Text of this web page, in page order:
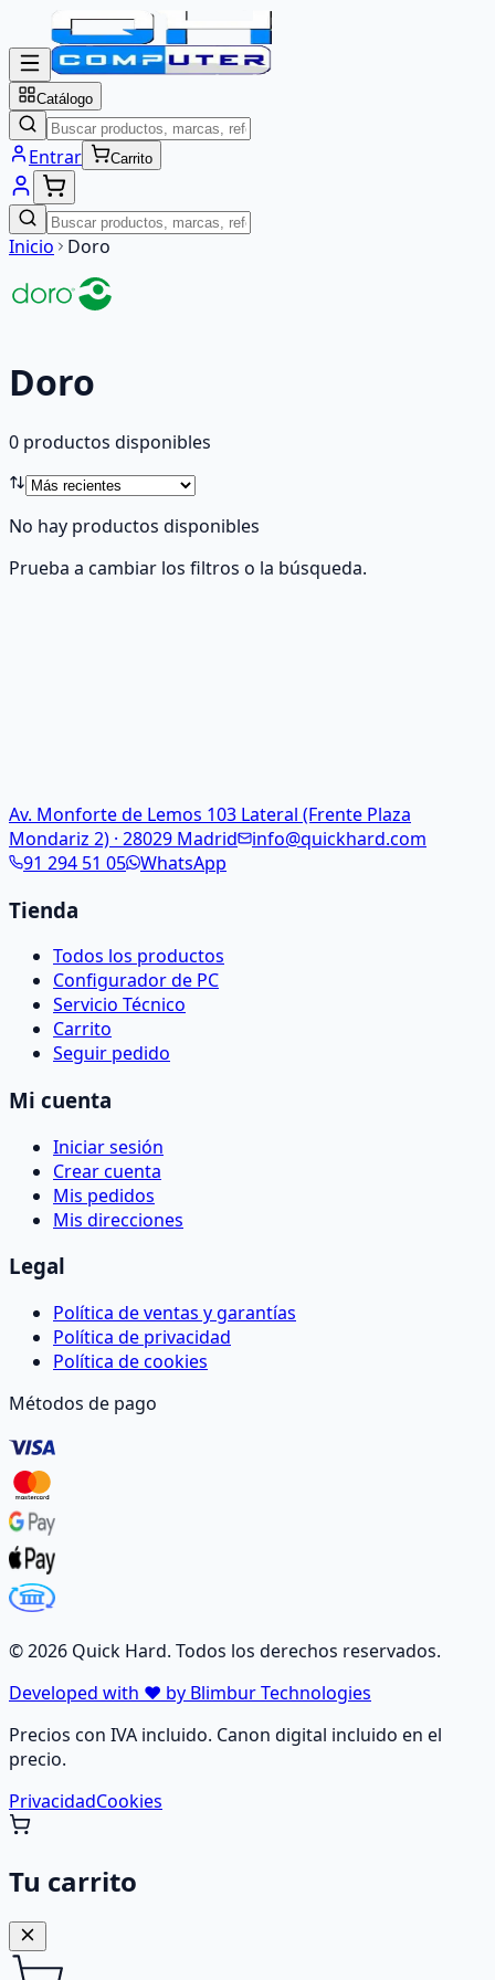
Catálogo
Entrar Carrito
Inicio Doro
Doro
0 productos disponibles
No hay productos disponibles
Prueba a cambiar los filtros o la búsqueda.
Av. Monforte de Lemos 103 Lateral (Frente Plaza
Mondariz 2) · 28029 Madrid
info@quickhard.com
91 294 51 05 WhatsApp
Tienda
Todos los productos
Configurador de PC
Servicio Técnico
Carrito
Seguir pedido
Mi cuenta
Iniciar sesión
Crear cuenta
Mis pedidos
Mis direcciones
Legal
Política de ventas y garantías
Política de privacidad
Política de cookies
Métodos de pago
©2026 Quick Hard. Todos los derechos reservados.
Developed with ❤️ by Blimbur Technologies
Precios con IVA incluido. Canon digital incluido en el
precio.
PrivacidadCookies
Tu carrito